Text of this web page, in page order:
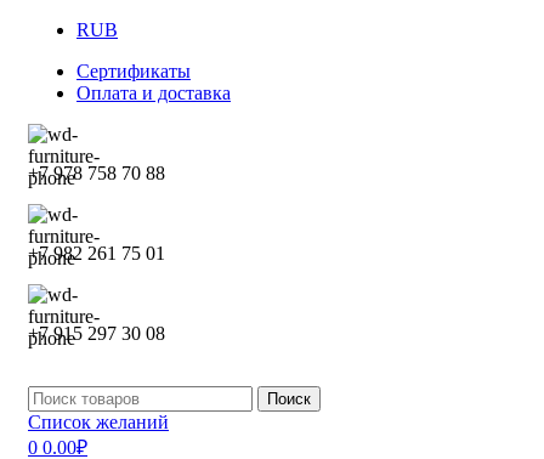
RUB
Сертификаты
Оплата и доставка
+7 978 758 70 88
+7 982 261 75 01
+7 915 297 30 08
Поиск
Список желаний
0 0.00₽